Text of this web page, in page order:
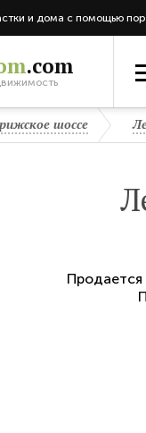
и дома с помощью
.com
шоссе
Продается